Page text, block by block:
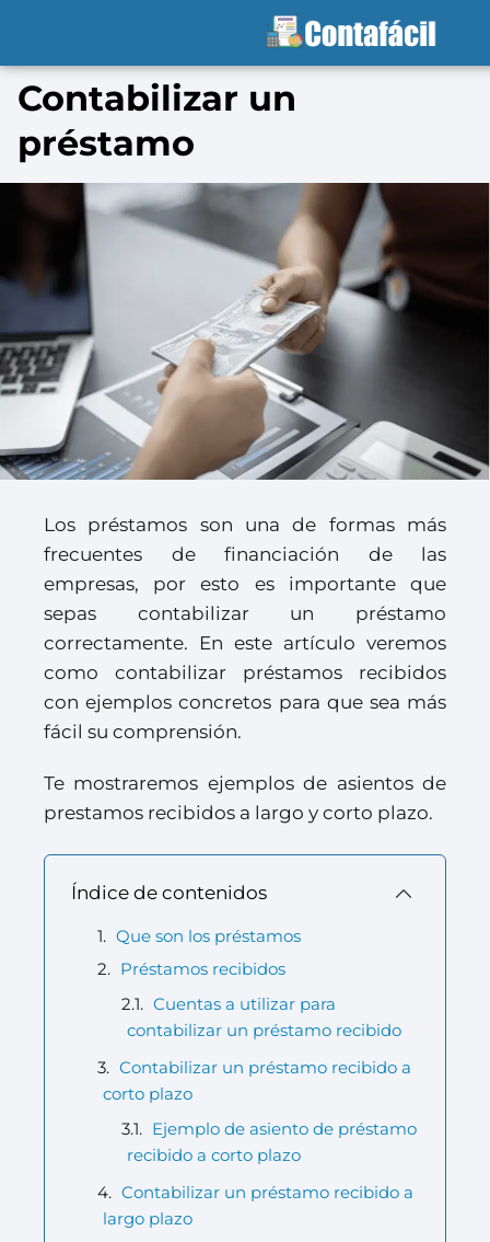
Contabilizar un
préstamo
Los préstamos son una de formas más
frecuentes de financiación de las
empresas, por esto es importante que
sepas contabilizar un préstamo
correctamente. En este artículo veremos
como contabilizar préstamos recibidos
con ejemplos concretos para que sea más
fácil su comprensión.
Te mostraremos ejemplos de asientos de
prestamos recibidos a largo y corto plazo.
Índice de contenidos
Que son los préstamos
Préstamos recibidos
Cuentas a utilizar para
contabilizar un préstamo recibido
Contabilizar un préstamo recibido a
corto plazo
Ejemplo de asiento de préstamo
recibido a corto plazo
Contabilizar un préstamo recibido a
largo plazo